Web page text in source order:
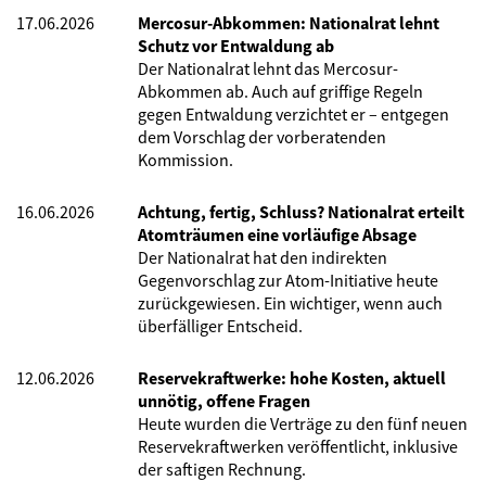
17.06.2026
Mercosur-Abkommen: Nationalrat lehnt
Schutz vor Entwaldung ab
Der Nationalrat lehnt das Mercosur-
Abkommen ab. Auch auf griffige Regeln
gegen Entwaldung verzichtet er – entgegen
dem Vorschlag der vorberatenden
Kommission.
16.06.2026
Achtung, fertig, Schluss? Nationalrat erteilt
Atomträumen eine vorläufige Absage
Der Nationalrat hat den indirekten
Gegenvorschlag zur Atom-Initiative heute
zurückgewiesen. Ein wichtiger, wenn auch
überfälliger Entscheid.
12.06.2026
Reservekraftwerke: hohe Kosten, aktuell
unnötig, offene Fragen
Heute wurden die Verträge zu den fünf neuen
Reservekraftwerken veröffentlicht, inklusive
der saftigen Rechnung.